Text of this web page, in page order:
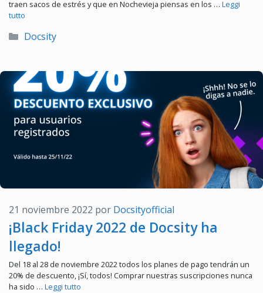
traen sacos de estrés y que en Nochevieja piensas en los … Leggi
tutto
Categorías
Docsity
¡Black Friday 2022 de Docsity ha
llegado!
21 noviembre 2022 por Docsityofficial
Del 18 al 28 de noviembre 2022 todos los planes de pago tendrán un
20% de descuento, ¡Sí, todos! Comprar nuestras suscripciones nunca
ha sido … Leggi tutto